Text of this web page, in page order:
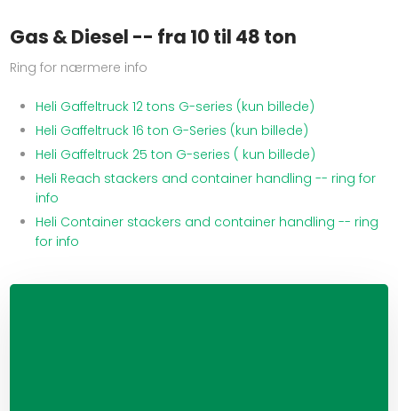
Gas & Diesel -- fra 10 til 48 ton
Ring for nærmere info
Heli Gaffeltruck 12 tons G-series (kun billede)
Heli Gaffeltruck 16 ton G-Series (kun billede)
Heli Gaffeltruck 25 ton G-series ( kun billede)
Heli Reach stackers and container handling -- ring for
info
Heli Container stackers and container handling -- ring
for info